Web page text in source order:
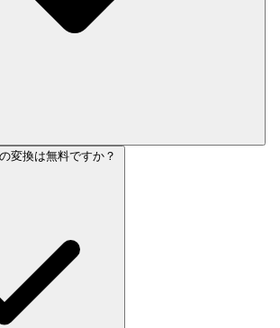
変換は無料ですか？